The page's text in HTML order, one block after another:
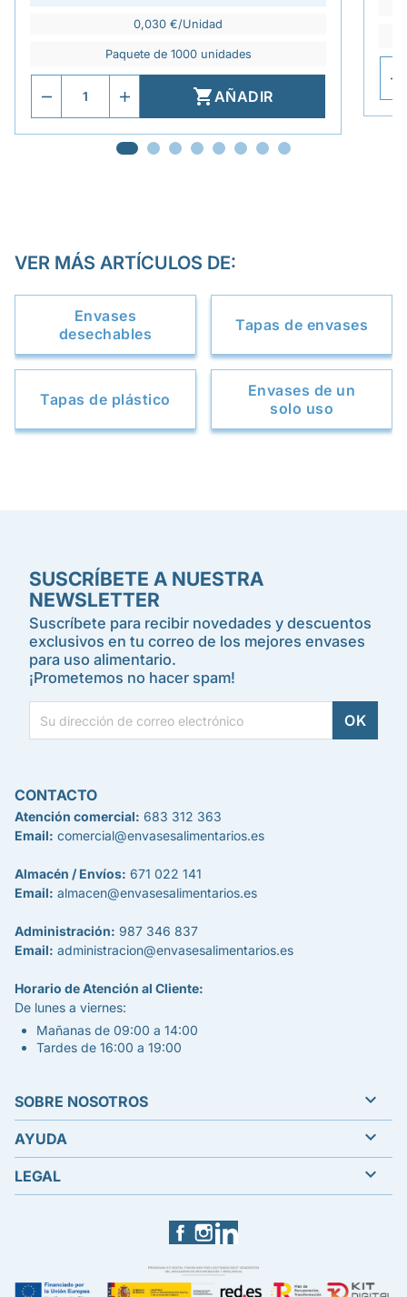
0,030 €/Unidad
Paquete de 1000 unidades
AÑADIR
VER MÁS ARTÍCULOS DE:
Envases
desechables
Tapas de envases
Tapas de plástico
Envases de un
solo uso
SUSCRÍBETE A NUESTRA
NEWSLETTER
Suscríbete para recibir novedades y descuentos
exclusivos en tu correo de los mejores envases
para uso alimentario.
¡Prometemos no hacer spam!
Facebook
CONTACTO
Atención comercial: 683 312 363
Email: comercial@envasesalimentarios.es
Almacén / Envíos: 671 022 141
Email: almacen@envasesalimentarios.es
Administración: 987 346 837
Email: administracion@envasesalimentarios.es
Horario de Atención al Cliente:
De lunes a viernes:
Mañanas de 09:00 a 14:00
Tardes de 16:00 a 19:00
SOBRE NOSOTROS 
AYUDA 
LEGAL 